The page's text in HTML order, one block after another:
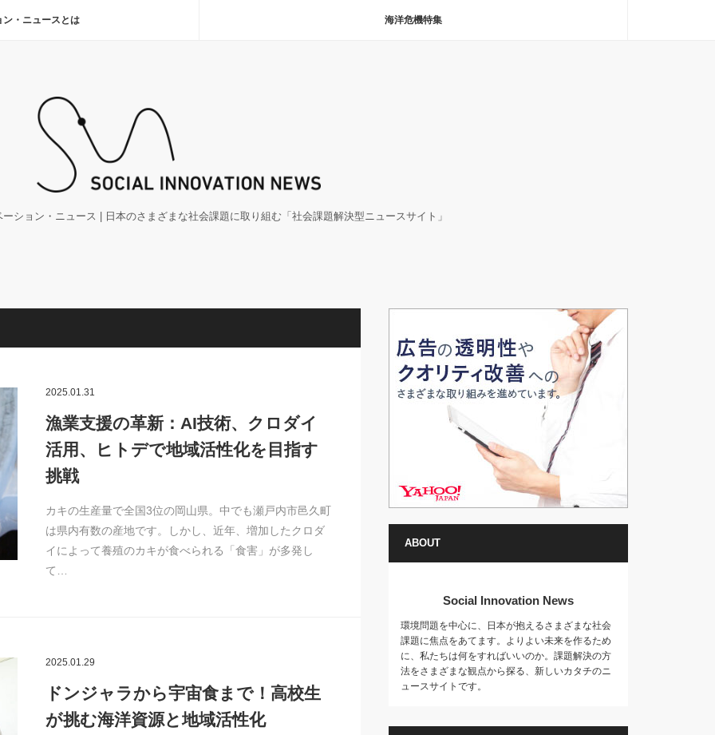
・ニュースとは 海洋危機特集
ション・ニュース | 日本のさまざまな社会課題に取り組む「社会課題解決型ニュースサイト」
2025.01.31
漁業支援の革新：AI技術、クロダイ
活用、ヒトデで地域活性化を目指す
挑戦
カキの生産量で全国3位の岡山県。中でも瀬戸内市邑久町
は県内有数の産地です。しかし、近年、増加したクロダ
イによって養殖のカキが食べられる「食害」が多発し
て…
2025.01.29
ドンジャラから宇宙食まで！高校生
が挑む海洋資源と地域活性化
ABOUT
Social Innovation News
環境問題を中心に、日本が抱えるさまざまな社会
課題に焦点をあてます。よりよい未来を作るため
に、私たちは何をすればいいのか。課題解決の方
法をさまざまな観点から探る、新しいカタチのニ
ュースサイトです。